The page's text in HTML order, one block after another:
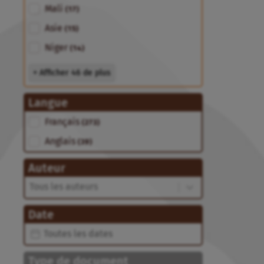
Mali (17)
Asie
Niger (14)
+ Afficher 46 de plus
Langue
Langue
Français (273)
Anglais (39)
Auteur
Auteur
Auteur
Date
Date
Date
Type de document